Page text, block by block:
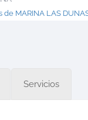
de MARINA LAS DUNAS
Servicios